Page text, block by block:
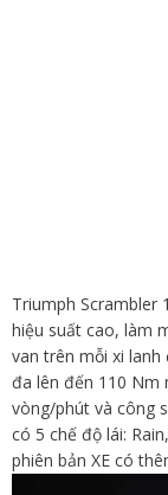
Triumph Scrambler
hiệu suất cao, làm
van trên mỗi xi
đa lên đến 110 Nm
vòng/phút và công
có 5 chế độ lái:
phiên bản XE có